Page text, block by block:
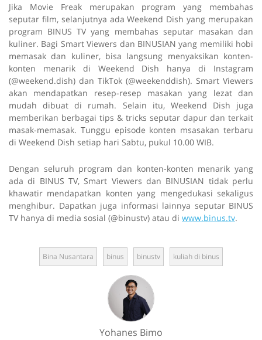
Jika Movie Freak merupakan program yang membahas
seputar film, selanjutnya ada Weekend Dish yang merupakan
program BINUS TV yang membahas seputar masakan dan
kuliner. Bagi Smart Viewers dan BINUSIAN yang memiliki hobi
memasak dan kuliner, bisa langsung menyaksikan konten-
konten menarik di Weekend Dish hanya di Instagram
(@weekend.dish) dan TikTok (@weekenddish). Smart Viewers
akan mendapatkan resep-resep masakan yang lezat dan
mudah dibuat di rumah. Selain itu, Weekend Dish juga
memberikan berbagai tips & tricks seputar dapur dan terkait
masak-memasak. Tunggu episode konten msasakan terbaru
di Weekend Dish setiap hari Sabtu, pukul 10.00 WIB.
Dengan seluruh program dan konten-konten menarik yang
ada di BINUS TV, Smart Viewers dan BINUSIAN tidak perlu
khawatir mendapatkan konten yang mengedukasi sekaligus
menghibur. Dapatkan juga informasi lainnya seputar BINUS
TV hanya di media sosial (@binustv) atau di www.binus.tv.
Bina Nusantara binus binustv kuliah di binus
Yohanes Bimo